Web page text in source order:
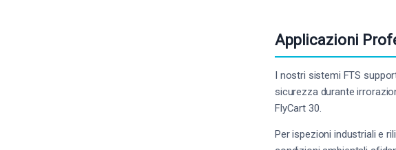
Applicazioni
I nostri sistemi FTS
sicurezza durante
FlyCart 30.
Per ispezioni industriali e